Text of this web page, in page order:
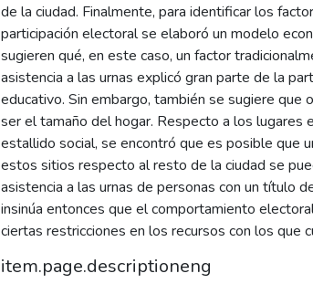
de la ciudad. Finalmente, para identificar los
participación electoral se elaboró un modelo
sugieren qué, en este caso, un factor
asistencia a las urnas explicó gran parte de la
educativo. Sin embargo, también se sugiere que
ser el tamaño del hogar. Respecto a los lugares
estallido social, se encontró que es posible que
estos sitios respecto al resto de la ciudad se
asistencia a las urnas de personas con un título
insinúa entonces que el comportamiento
ciertas restricciones en los recursos con los que
item.page.descriptioneng